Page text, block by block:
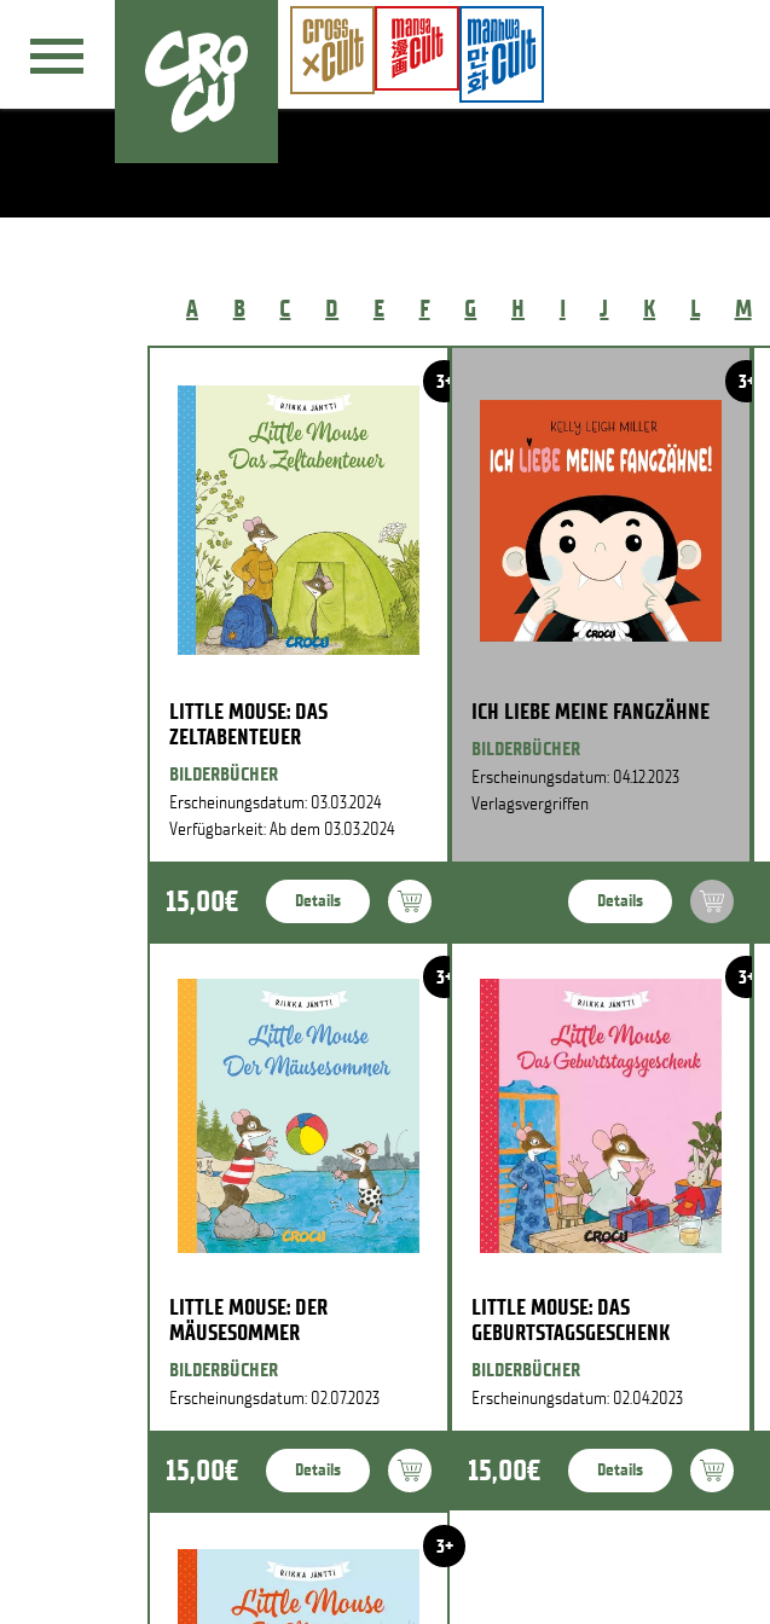
A
B C D E F G H I J K L M
3+
LITTLE MOUSE: DAS
ZELTABENTEUER
BILDERBÜCHER
Erscheinungsdatum: 03.03.2024
Verfügbarkeit: Ab dem 03.03.2024
15,00€ Details
3+
ICH LIEBE MEINE FANGZÄHNE
BILDERBÜCHER
Erscheinungsdatum: 04.12.2023
Verlagsvergriffen
Details
3+
LITTLE MOUSE: DER
MÄUSESOMMER
BILDERBÜCHER
Erscheinungsdatum: 02.07.2023
15,00€ Details
3+
LITTLE MOUSE: DAS
GEBURTSTAGSGESCHENK
BILDERBÜCHER
Erscheinungsdatum: 02.04.2023
15,00€ Details
3+